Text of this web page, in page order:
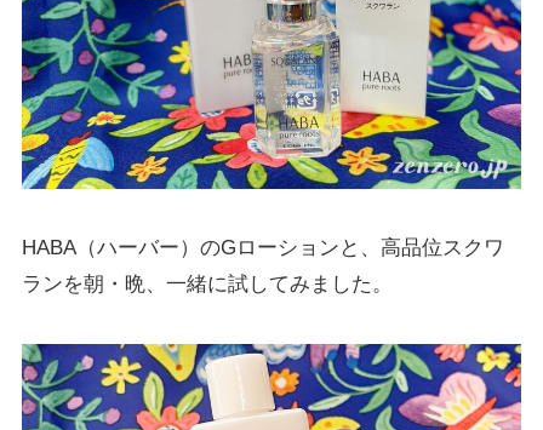
HABA（ハーバー）のGローションと、高品位スクワ
ランを朝・晩、一緒に試してみました。